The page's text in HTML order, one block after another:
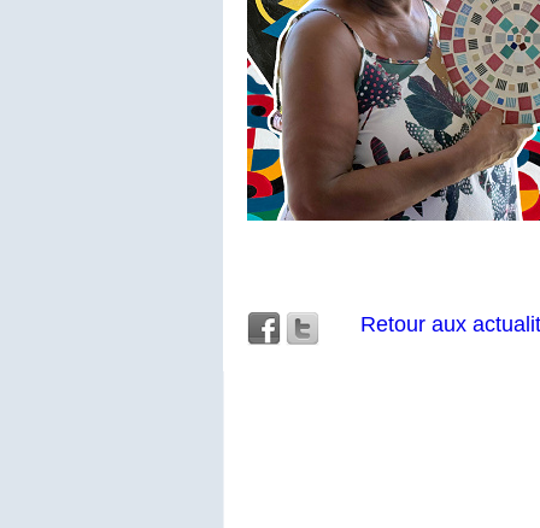
Retour aux